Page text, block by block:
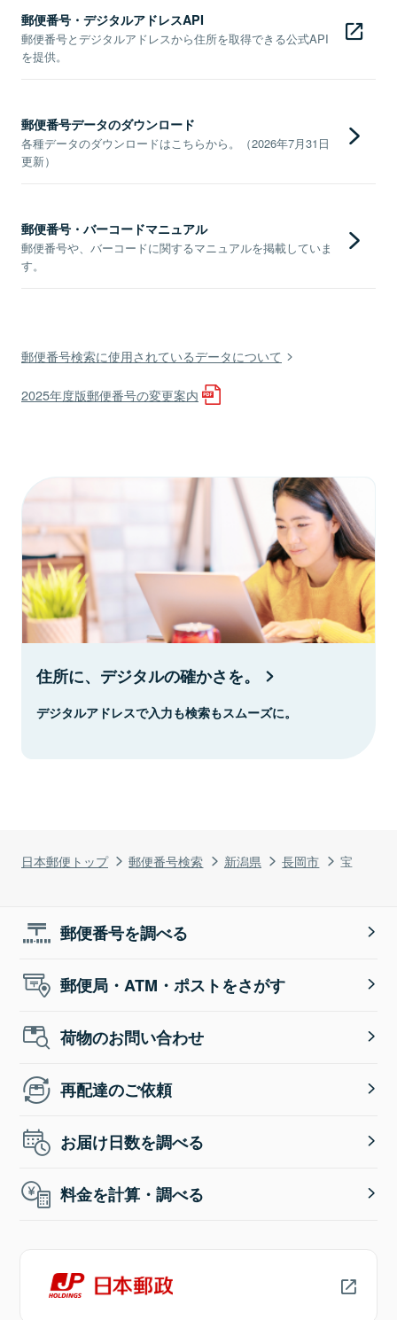
日本郵便トップ 郵便番号検索 新潟県 長岡市 宝
郵便番号・デジタルアドレスAPI
郵便番号とデジタルアドレスから住所を取得できる公式API
を提供。
郵便番号データのダウンロード
各種データのダウンロードはこちらから。（2026年7月31日
更新）
郵便番号・バーコードマニュアル
郵便番号や、バーコードに関するマニュアルを掲載していま
す。
郵便番号検索に使用されているデータについて
2025年度版郵便番号の変更案内
住所に、デジタルの確かさを。
デジタルアドレスで入力も検索もスムーズに。
郵便番号を調べる
郵便局・ATM・ポストをさがす
荷物のお問い合わせ
再配達のご依頼
お届け日数を調べる
料金を計算・調べる